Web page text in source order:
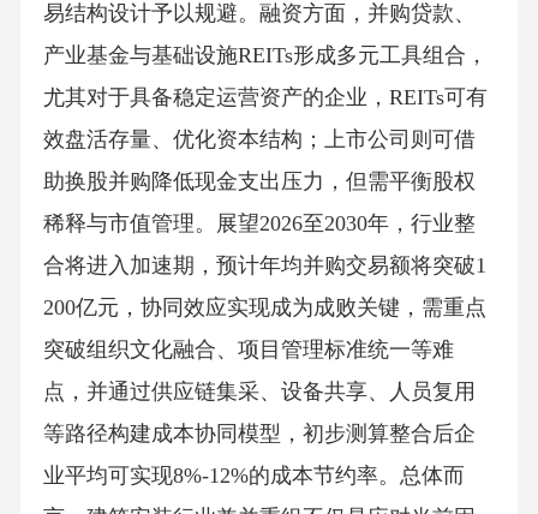
易结构设计予以规避。融资方面，并购贷款、
产业基金与基础设施REITs形成多元工具组合，
尤其对于具备稳定运营资产的企业，REITs可有
效盘活存量、优化资本结构；上市公司则可借
助换股并购降低现金支出压力，但需平衡股权
稀释与市值管理。展望2026至2030年，行业整
合将进入加速期，预计年均并购交易额将突破1
200亿元，协同效应实现成为成败关键，需重点
突破组织文化融合、项目管理标准统一等难
点，并通过供应链集采、设备共享、人员复用
等路径构建成本协同模型，初步测算整合后企
业平均可实现8%-12%的成本节约率。总体而